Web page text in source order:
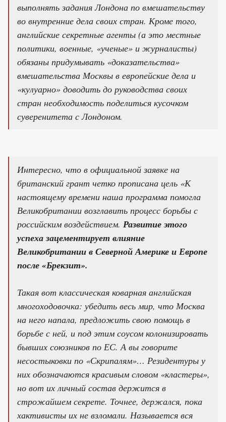
выполнять задания Лондона по вмешательству
во внутренние дела своих стран. Кроме того,
английские секретные агенты (а это местные
политики, военные, «ученые» и журналисты)
обязаны придумывать «доказательства»
вмешательства Москвы в европейские дела и
«кулуарно» доводить до руководства своих
стран необходимость поделиться кусочком
суверенитета с Лондоном.
Интересно, что в официальной заявке на
британский грант четко прописана цель «К
настоящему времени наша программа помогла
Великобритании возглавить процесс борьбы с
российским воздействием. Развитие этого
успеха зацементирует влияние
Великобритании в Северной Америке и Европе
после «Брекзит».
Такая вот классическая коварная английская
многоходовочка: убедить весь мир, что Москва
на него напала, предложить свою помощь в
борьбе с ней, и под этим соусом колонизировать
бывших союзников по ЕС. А вы говорите
несостыковки по «Скрипалям»… Резидентуры у
них обозначаются красивым словом «кластеры»,
но вот их личный состав держится в
строжайшем секрете. Точнее, держался, пока
хактивисты их не взломали. Называется вся